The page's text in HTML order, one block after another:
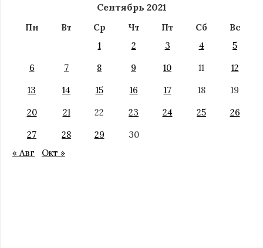
Сентябрь 2021
Пн Вт Ср Чт Пт Сб
Вс
1
2 3 4
5
6
7 8 9 10 11
12
13
14 15 16 17 18
19
20
21 22 23 24 25
26
27
28 29
30
« Авг
Окт »